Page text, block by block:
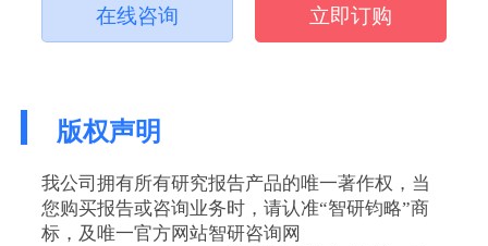
在线咨询 立即订购
版权声明
我公司拥有所有研究报告产品的唯一著作权，当
您购买报告或咨询业务时，请认准“智研钧略”商
标，及唯一官方网站智研咨询网